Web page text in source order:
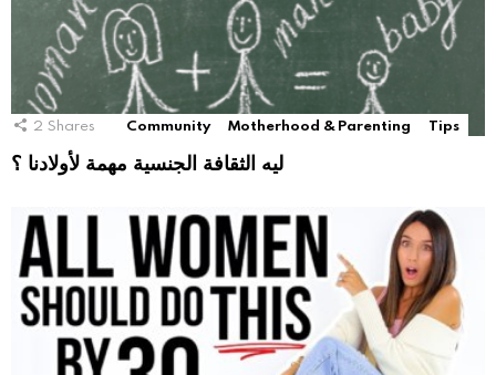
2 Shares Community Motherhood & Parenting Tips
ليه الثقافة الجنسية مهمة لأولادنا ؟